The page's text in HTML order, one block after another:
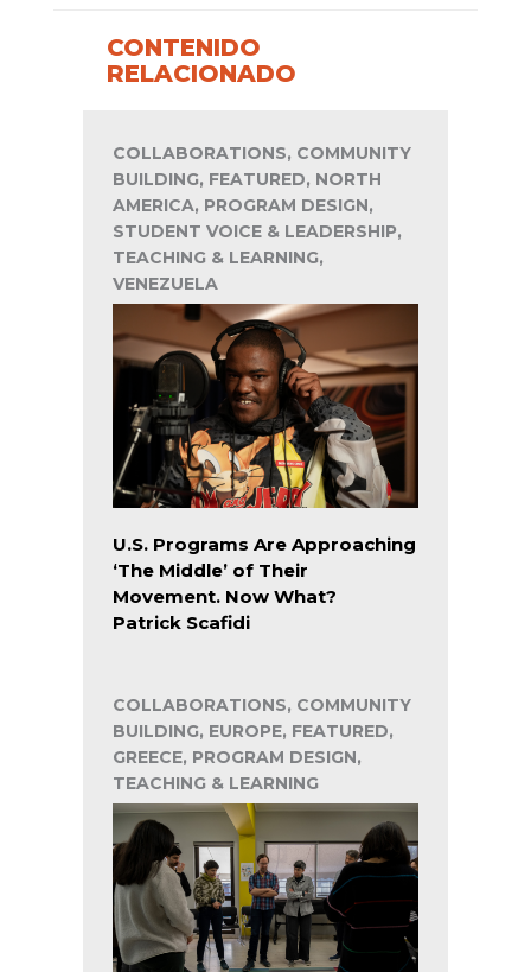
CONTENIDO
RELACIONADO
COLLABORATIONS, COMMUNITY
BUILDING, FEATURED, NORTH
AMERICA, PROGRAM DESIGN,
STUDENT VOICE & LEADERSHIP,
TEACHING & LEARNING,
VENEZUELA
U.S. Programs Are Approaching
‘The Middle’ of Their
Movement. Now What?
Patrick Scafidi
COLLABORATIONS, COMMUNITY
BUILDING, EUROPE, FEATURED,
GREECE, PROGRAM DESIGN,
TEACHING & LEARNING